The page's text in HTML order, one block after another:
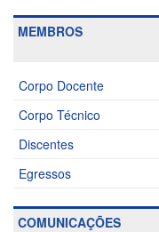
MEMBROS
Corpo Docente
Corpo Técnico
Discentes
Egressos
COMUNICAÇÕES